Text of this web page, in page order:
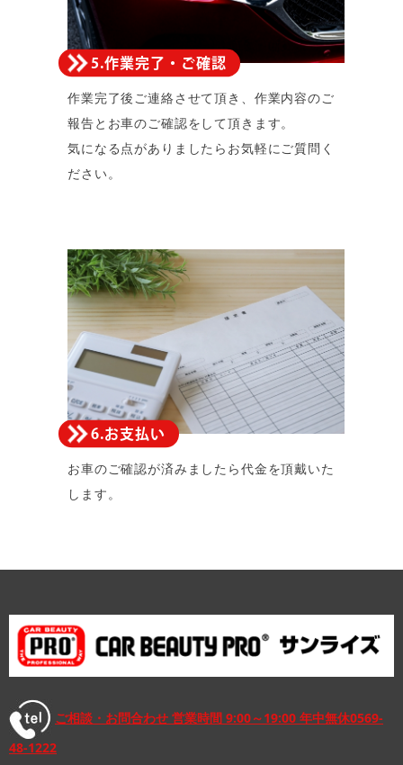
5.作業完了・ご確認
作業完了後ご連絡させて頂き、作業内容のご
報告とお車のご確認をして頂きます。
気になる点がありましたらお気軽にご質問く
ださい。
6.お支払い
お車のご確認が済みましたら代金を頂戴いた
します。
ご相談・お問合わせ 営業時間 9:00～19:00 年中無休0569-
48-1222